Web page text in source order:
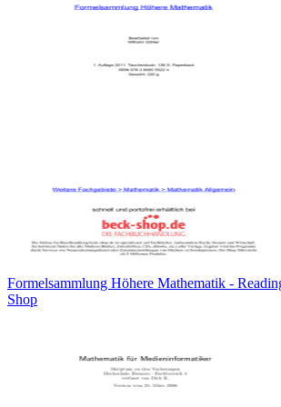
Formelsammlung Höhere Mathematik -
Shop